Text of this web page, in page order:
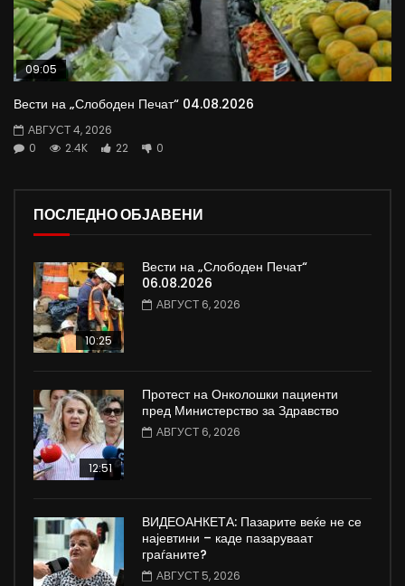
09:05
Вести на „Слободен Печат“ 04.08.2026
АВГУСТ 4, 2026
0
2.4K 22 0
ПОСЛЕДНО ОБЈАВЕНИ
10:25
Вести на „Слободен Печат“
06.08.2026
АВГУСТ 6, 2026
12:51
Протест на Онколошки пациенти
пред Министерство за Здравство
АВГУСТ 6, 2026
ВИДЕОАНКЕТА: Пазарите веќе не се
најевтини – каде пазаруваат
граѓаните?
АВГУСТ 5, 2026